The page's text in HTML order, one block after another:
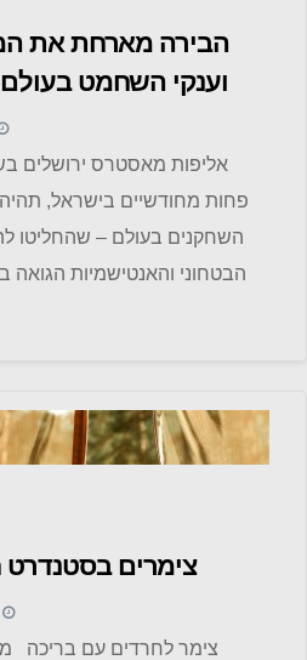
הבירה מארחת את
וענקי השחמט בעולם
אליפות מאסטרס ירושלים
פחות מחודשיים בישראל, תהיה
השחקנים בעולם – שהחליטו
הבטחוני והאנטישמיות הגואה
צימרים
צימר לחרדים עם בריכה